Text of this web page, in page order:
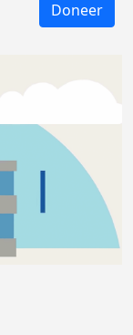
Doneer